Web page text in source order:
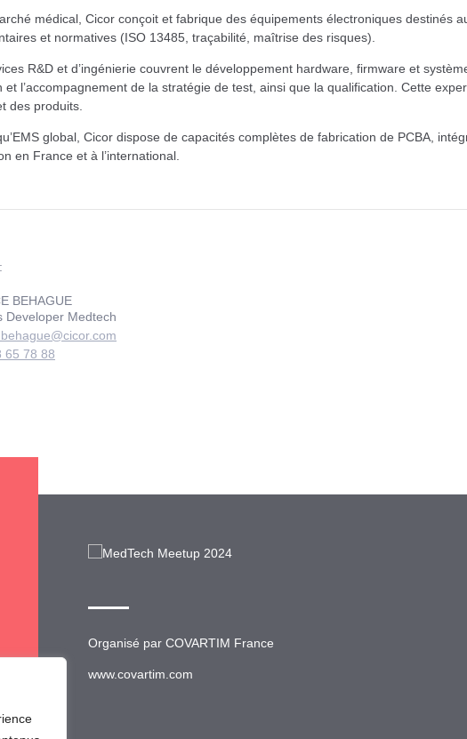
médical, Cicor conçoit et fabrique des équipements électroniques destinés
et normatives (ISO 13485, traçabilité, maîtrise des risques).
R&D et d’ingénierie couvrent le développement hardware, firmware et
et l’accompagnement de la stratégie de test, ainsi que la qualification. Cette
des produits.
global, Cicor dispose de capacités complètes de fabrication de PCBA,
en France et à l’international.
BEHAGUE
Developer Medtech
65 78 88
Organisé par COVARTIM France
www.covartim.com